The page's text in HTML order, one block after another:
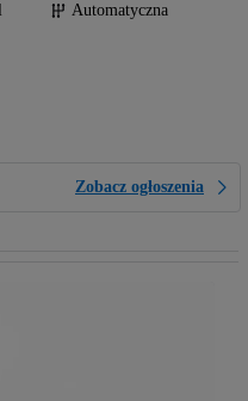
Automatyczna
Zobacz ogłoszenia